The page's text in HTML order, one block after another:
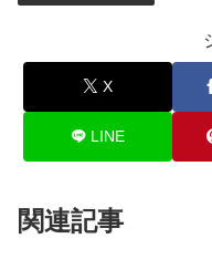
X
LINE
関連記事